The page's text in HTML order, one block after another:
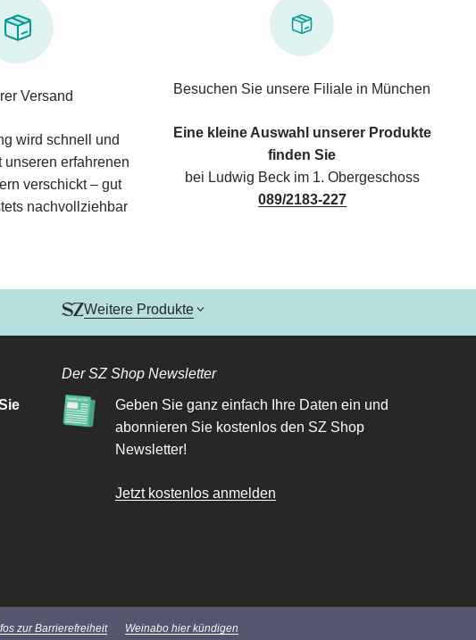
Versand
wird schnell und
unseren erfahrenen
verschickt – gut
nachvollziehbar
Besuchen Sie unsere Filiale in München
Eine kleine Auswahl unserer Produkte
finden Sie
bei Ludwig Beck im 1. Obergeschoss
089/2183-227
Weitere Produkte
Der SZ Shop Newsletter
Geben Sie ganz einfach Ihre Daten ein und
abonnieren Sie kostenlos den SZ Shop
Newsletter!
Jetzt kostenlos anmelden
zur Barrierefreiheit Weinabo hier kündigen